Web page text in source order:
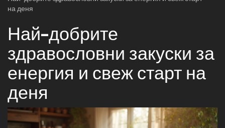
на деня
Най-добрите
здравословни закуски за
енергия и свеж старт на
деня